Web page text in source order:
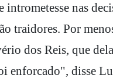
intrometesse nas
traidores. Por
dos Reis, que
enforcado", disse